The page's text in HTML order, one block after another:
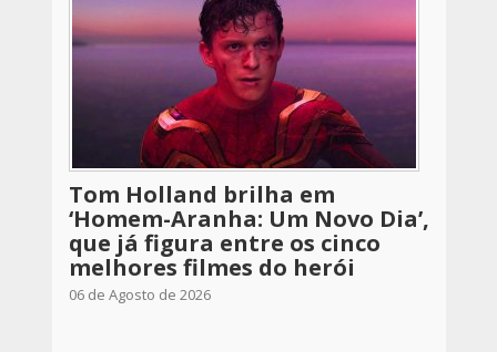
Tom Holland brilha em
‘Homem-Aranha: Um Novo Dia’,
que já figura entre os cinco
melhores filmes do herói
06 de Agosto de 2026